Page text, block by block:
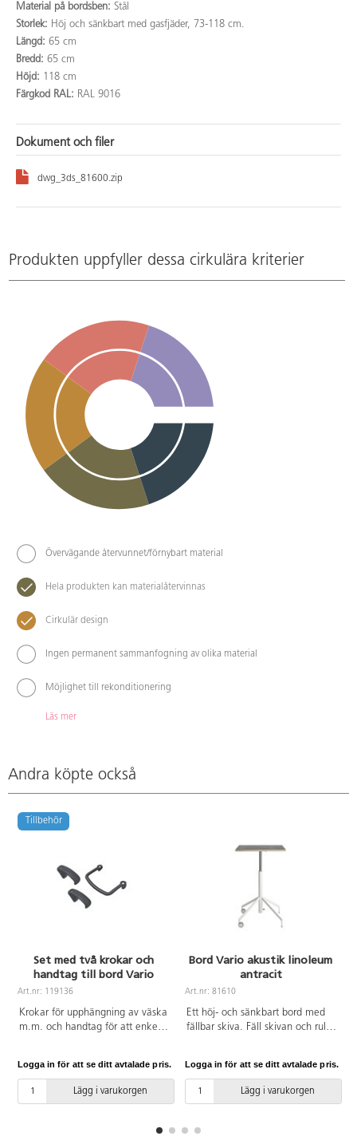
Material på bordsben: Stål
Storlek: Höj och sänkbart med gasfjäder, 73-118 cm.
Längd: 65 cm
Bredd: 65 cm
Höjd: 118 cm
Färgkod RAL: RAL 9016
Dokument och filer
dwg_3ds_81600.zip
Produkten uppfyller dessa cirkulära kriterier
Övervägande återvunnet/förnybart material
Hela produkten kan materialåtervinnas
Cirkulär design
Ingen permanent sammanfogning av olika material
Möjlighet till rekonditionering
Läs mer
Andra köpte också
Tillbehör
Set med två krokar och
handtag till bord Vario
Art.nr: 119136
Krokar för upphängning av väska
m.m. och handtag för att enkelt
och fixeras i en av mekanismens
urjackningar. Fästs med
tillhörande skruvar.
Logga in för att se ditt avtalade pris.
Lägg i varukorgen
Bord Vario akustik linoleum
antracit
Art.nr: 81610
Ett höj- och sänkbart bord med
fällbar skiva. Fäll skivan och rulla
gasfjäder 73–118 cm. Vitlackerat
stålrör i RAL 9016. 2 låsbara hjul.
Skivan har måttet 65x65 cm och
Logga in för att se ditt avtalade pris.
Lägg i varukorgen